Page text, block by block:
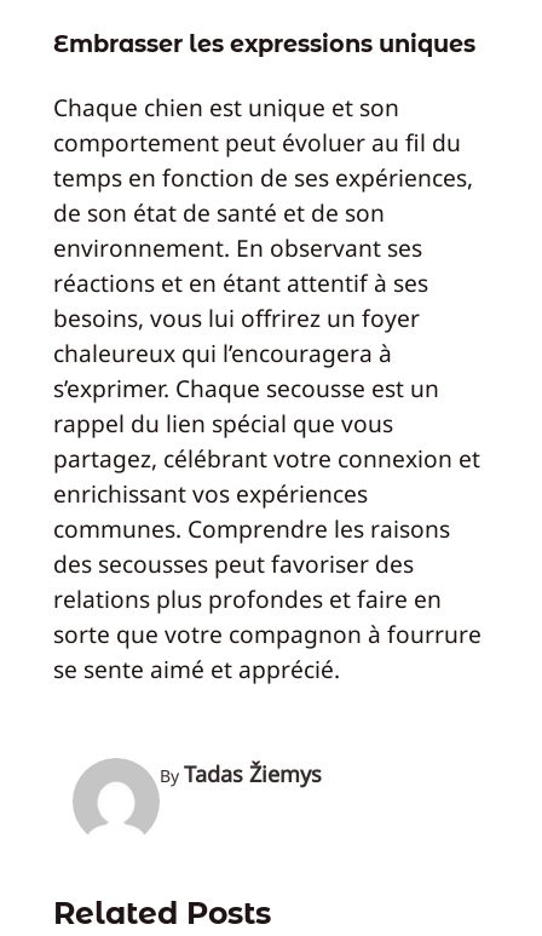
Embrasser les expressions uniques
Chaque chien est unique et son
comportement peut évoluer au fil du
temps en fonction de ses expériences,
de son état de santé et de son
environnement. En observant ses
réactions et en étant attentif à ses
besoins, vous lui offrirez un foyer
chaleureux qui l’encouragera à
s’exprimer. Chaque secousse est un
rappel du lien spécial que vous
partagez, célébrant votre connexion et
enrichissant vos expériences
communes. Comprendre les raisons
des secousses peut favoriser des
relations plus profondes et faire en
sorte que votre compagnon à fourrure
se sente aimé et apprécié.
By Tadas Žiemys
Related Posts